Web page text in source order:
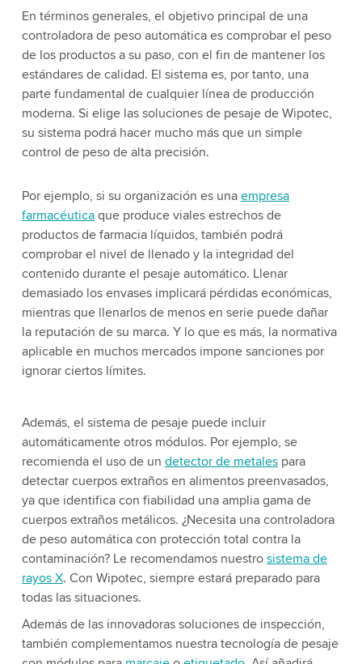
En términos generales, el objetivo principal de una
controladora de peso automática es comprobar el peso
de los productos a su paso, con el fin de mantener los
estándares de calidad. El sistema es, por tanto, una
parte fundamental de cualquier línea de producción
moderna. Si elige las soluciones de pesaje de Wipotec,
su sistema podrá hacer mucho más que un simple
control de peso de alta precisión.
Por ejemplo, si su organización es una empresa
farmacéuticaque produce viales estrechos de
productos de farmacia líquidos, también podrá
comprobar el nivel de llenado y la integridad del
contenido durante el pesaje automático. Llenar
demasiado los envases implicará pérdidas económicas,
mientras que llenarlos de menos en serie puede dañar
la reputación de su marca. Y lo que es más, la normativa
aplicable en muchos mercados impone sanciones por
ignorar ciertos límites.
Además, el sistema de pesaje puede incluir
automáticamente otros módulos. Por ejemplo, se
recomienda el uso de un detector de metalespara
detectar cuerpos extraños en alimentos preenvasados,
ya que identifica con fiabilidad una amplia gama de
cuerpos extraños metálicos. ¿Necesita una controladora
de peso automática con protección total contra la
contaminación? Le recomendamos nuestro sistema de
rayos X. Con Wipotec, siempre estará preparado para
todas las situaciones.
Además de las innovadoras soluciones de inspección,
también complementamos nuestra tecnología de pesaje